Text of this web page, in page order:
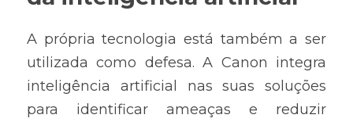
A própria tecnologia está também a ser
utilizada como defesa. A Canon integra
inteligência artificial nas suas soluções
para identificar ameaças e reduzir